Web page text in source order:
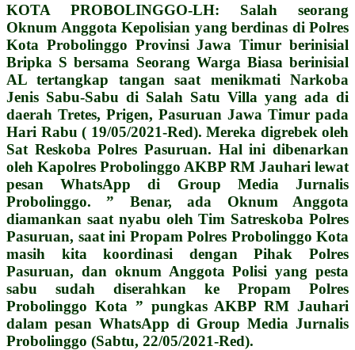
KOTA PROBOLINGGO-LH: Salah seorang
Oknum Anggota Kepolisian yang berdinas di Polres
Kota Probolinggo Provinsi Jawa Timur berinisial
Bripka S bersama Seorang Warga Biasa berinisial
AL tertangkap tangan saat menikmati Narkoba
Jenis Sabu-Sabu di Salah Satu Villa yang ada di
daerah Tretes, Prigen, Pasuruan Jawa Timur pada
Hari Rabu ( 19/05/2021-Red). Mereka digrebek oleh
Sat Reskoba Polres Pasuruan. Hal ini dibenarkan
oleh Kapolres Probolinggo AKBP RM Jauhari lewat
pesan WhatsApp di Group Media Jurnalis
Probolinggo. ” Benar, ada Oknum Anggota
diamankan saat nyabu oleh Tim Satreskoba Polres
Pasuruan, saat ini Propam Polres Probolinggo Kota
masih kita koordinasi dengan Pihak Polres
Pasuruan, dan oknum Anggota Polisi yang pesta
sabu sudah diserahkan ke Propam Polres
Probolinggo Kota ” pungkas AKBP RM Jauhari
dalam pesan WhatsApp di Group Media Jurnalis
Probolinggo (Sabtu, 22/05/2021-Red).